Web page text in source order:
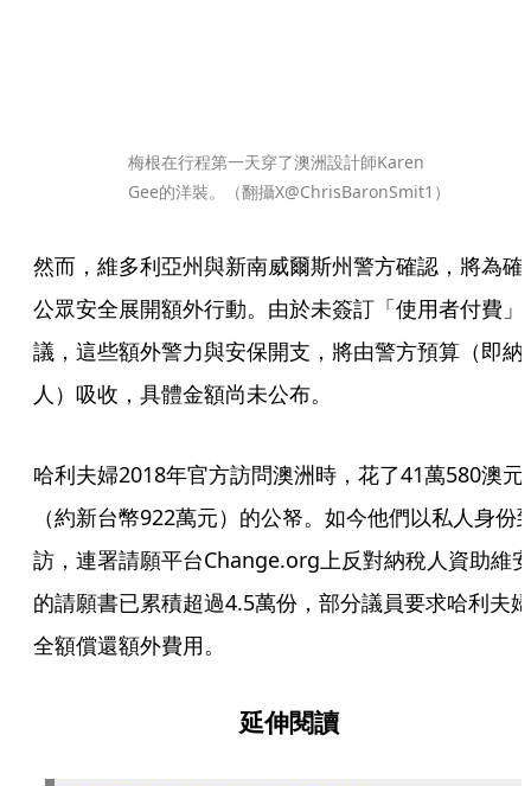
梅根在行程第一天穿了澳洲設計師Karen
Gee的洋裝。（翻攝X@ChrisBaronSmit1）
然而，維多利亞州與新南威爾斯州警方確認，將為確
公眾安全展開額外行動。由於未簽訂「使用者付費」
議，這些額外警力與安保開支，將由警方預算（即納
人）吸收，具體金額尚未公布。
哈利夫婦2018年官方訪問澳洲時，花了41萬580澳元
（約新台幣922萬元）的公帑。如今他們以私人身份
訪，連署請願平台Change.org上反對納稅人資助維
的請願書已累積超過4.5萬份，部分議員要求哈利夫婦
全額償還額外費用。
延伸閱讀